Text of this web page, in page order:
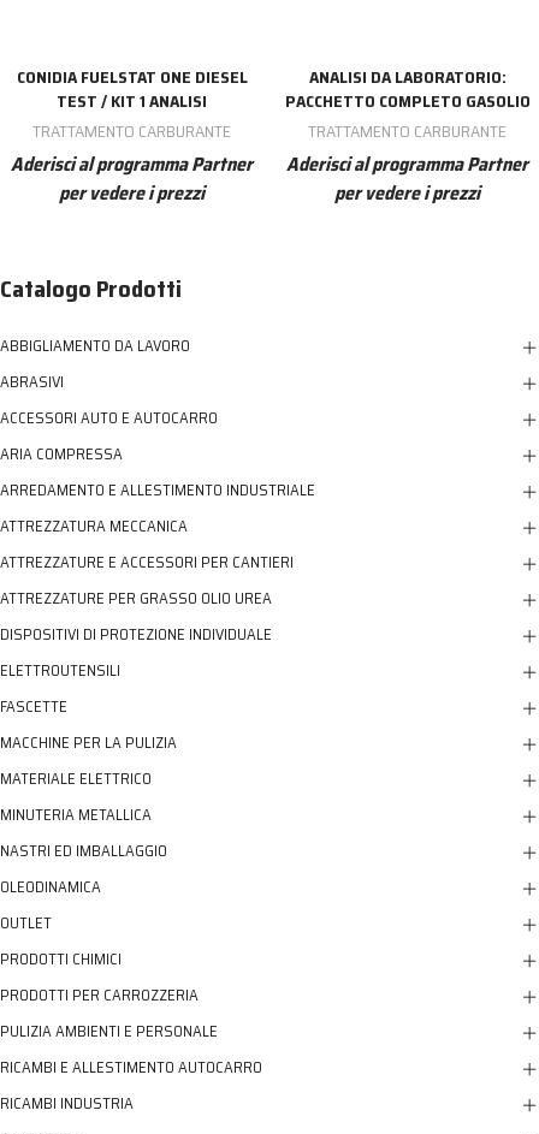
CONIDIA FUELSTAT ONE DIESEL
TEST / KIT 1 ANALISI
TRATTAMENTO CARBURANTE
Aderisci al programma Partner
per vedere i prezzi
ANALISI DA LABORATORIO:
PACCHETTO COMPLETO GASOLIO
TRATTAMENTO CARBURANTE
Aderisci al programma Partner
per vedere i prezzi
Catalogo Prodotti
ABBIGLIAMENTO DA LAVORO
ABRASIVI
ACCESSORI AUTO E AUTOCARRO
ARIA COMPRESSA
ARREDAMENTO E ALLESTIMENTO INDUSTRIALE
ATTREZZATURA MECCANICA
ATTREZZATURE E ACCESSORI PER CANTIERI
ATTREZZATURE PER GRASSO OLIO UREA
DISPOSITIVI DI PROTEZIONE INDIVIDUALE
ELETTROUTENSILI
FASCETTE
MACCHINE PER LA PULIZIA
MATERIALE ELETTRICO
MINUTERIA METALLICA
NASTRI ED IMBALLAGGIO
OLEODINAMICA
OUTLET
PRODOTTI CHIMICI
PRODOTTI PER CARROZZERIA
PULIZIA AMBIENTI E PERSONALE
RICAMBI E ALLESTIMENTO AUTOCARRO
RICAMBI INDUSTRIA